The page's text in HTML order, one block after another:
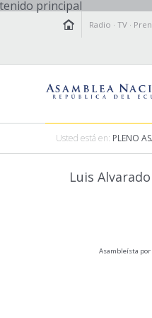
principal
Radio ·TV ·
Usted está en: PLENO
Luis
Asambleísta por